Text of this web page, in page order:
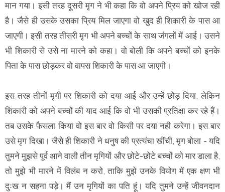
मान गया। इसी तरह दूसरी मृग ने भी कहा कि वो अपने प्रिय को खोज रही
है। जैसे ही उसके उसका प्रिय मिल जाएगा वो खुद ही शिकारी के पास आ
जाएगी। इसी तरह तीसरी मृग भी अपने बच्चों के साथ जंगलों में आई। उसने
भी शिकारी से उसे ना मारने को कहा। वो बोली कि अपने बच्चों को इनके
पिता के पास छोड़कर वो वापस शिकारी के पास आ जाएगी।
इस तरह तीनों मृगी पर शिकारी को दया आई और उन्हें छोड़ दिया, लेकिन
शिकारी को अपने बच्चों की याद आई कि वो भी उसकी प्रतिक्षा कर रहे हैं।
तब उसके फैसला किया वो इस बार वो किसी पर दया नही करेगा। इस बार
उसे मृग दिखा। जैसे ही शिकारी ने धनुष की प्रत्यंचा खींची, मृग बोला - यदि
तुमने मुझसे पूर्व आने वाली तीन मृगियों और छोटे-छोटे बच्चों को मार डाला है,
तो मुझे भी मारने में विलंब न करो, ताकि मुझे उनके वियोग में एक क्षण भी
दुःख न सहना पड़े। मैं उन मृगियों का पति हूं। यदि तुमने उन्हें जीवनदान